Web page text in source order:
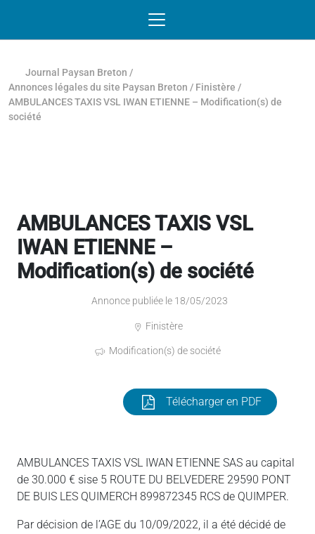
Journal Paysan Breton /
Annonces légales du site Paysan Breton / Finistère /
AMBULANCES TAXIS VSL IWAN ETIENNE – Modification(s) de
société
AMBULANCES TAXIS VSL
IWAN ETIENNE –
Modification(s) de société
Annonce publiée le 18/05/2023
Finistère
Modification(s) de société
Télécharger en PDF
AMBULANCES TAXIS VSL IWAN ETIENNE SAS au capital
de 30.000 € sise 5 ROUTE DU BELVEDERE 29590 PONT
DE BUIS LES QUIMERCH 899872345 RCS de QUIMPER.
Par décision de l’AGE du 10/09/2022, il a été décidé de